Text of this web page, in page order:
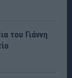
του Γιάννη